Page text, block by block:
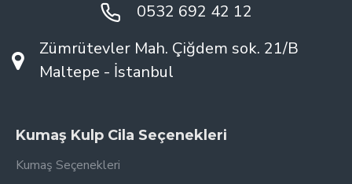
0532 692 42 12
Zümrütevler Mah. Çiğdem sok. 21/B
Maltepe - İstanbul
Kumaş Kulp Cila Seçenekleri
Kumaş Seçenekleri